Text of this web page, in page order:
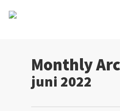
Monthly
juni 2022